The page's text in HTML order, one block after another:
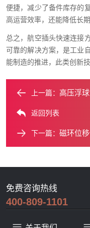
便捷，减少了备件库存的
高运营效率，还能降低长期
总之，航空插头快速连接
可靠的解决方案，是工业
能制造的推进，此类创新
上一篇： 高压浮球
返回列表
下一篇： 磁环位移
免费咨询热线
400-809-1101